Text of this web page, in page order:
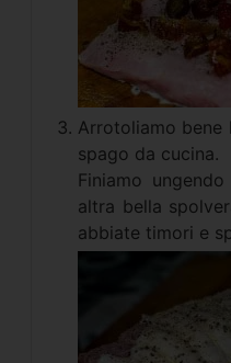
Arrotoliamo bene
spago da cucina.
Finiamo
altra bella
abbiate timori e